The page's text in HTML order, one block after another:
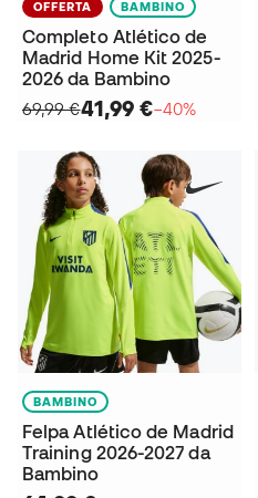
OFFERTA BAMBINO
Completo Atlético de
Madrid Home Kit 2025-
2026 da Bambino
69,99 €41,99 €−40%
BAMBINO
Felpa Atlético de Madrid
Training 2026-2027 da
Bambino